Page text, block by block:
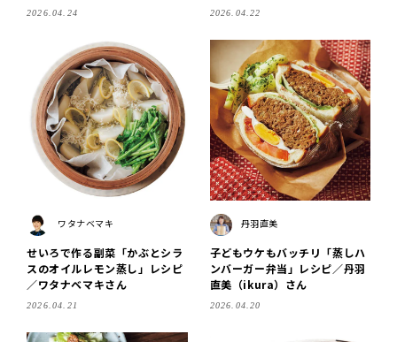
2026.04.24 2026.04.22
ワタナベマキ
せいろで作る副菜「かぶとシラ
スのオイルレモン蒸し」レシピ
／ワタナベマキさん
2026.04.21
丹羽直美
子どもウケもバッチリ「蒸しハ
ンバーガー弁当」レシピ／丹羽
直美（ikura）さん
2026.04.20